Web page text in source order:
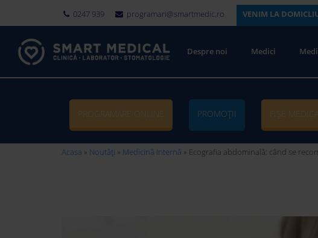
0247 939 programari@smartmedic.ro VENIM LA
Despre noi Medici
PROGRAMARE ONLINE PROMOȚII FIȘE
Acasa » Noutăți » Medicină Internă » Ecografia abdominală: când se